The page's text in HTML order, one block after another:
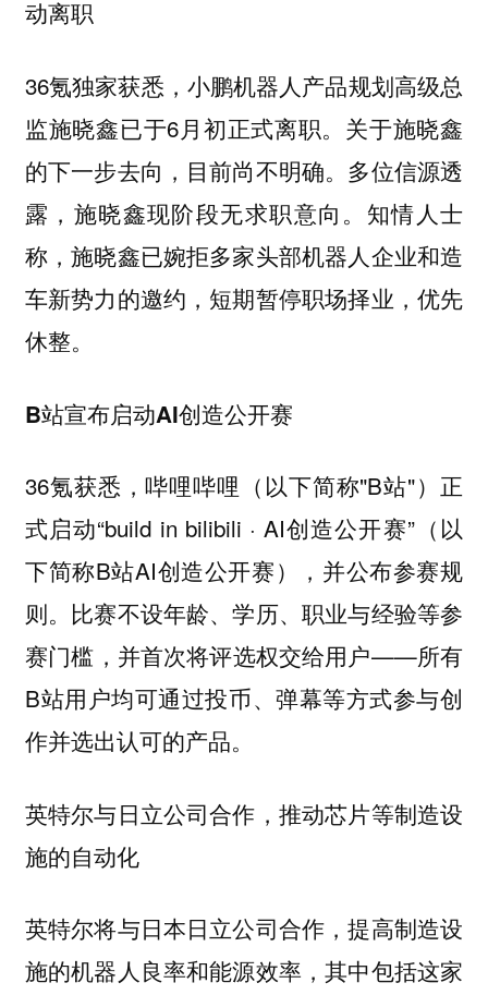
动离职
36氪独家获悉，小鹏机器人产品规划高级总
监施晓鑫已于6月初正式离职。关于施晓鑫
的下一步去向，目前尚不明确。多位信源透
露，施晓鑫现阶段无求职意向。知情人士
称，施晓鑫已婉拒多家头部机器人企业和造
车新势力的邀约，短期暂停职场择业，优先
休整。
B站宣布启动AI创造公开赛
36氪获悉，哔哩哔哩（以下简称"B站"）正
式启动“build in bilibili · AI创造公开赛”（以
下简称B站AI创造公开赛），并公布参赛规
则。比赛不设年龄、学历、职业与经验等参
赛门槛，并首次将评选权交给用户——所有
B站用户均可通过投币、弹幕等方式参与创
作并选出认可的产品。
英特尔与日立公司合作，推动芯片等制造设
施的自动化
英特尔将与日本日立公司合作，提高制造设
施的机器人良率和能源效率，其中包括这家